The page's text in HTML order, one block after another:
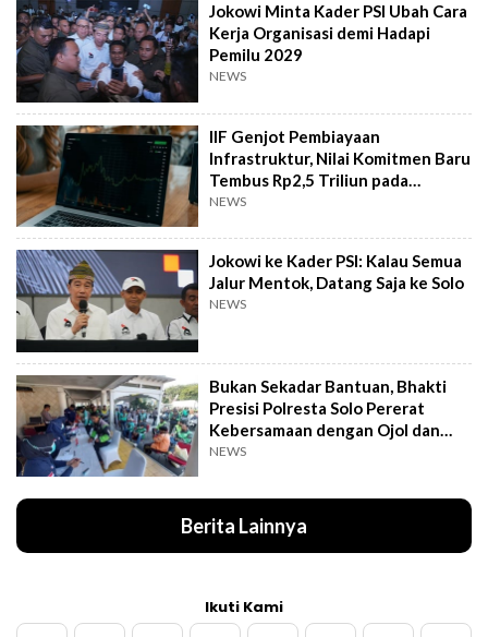
Jokowi Minta Kader PSI Ubah Cara
Kerja Organisasi demi Hadapi
Pemilu 2029
NEWS
IIF Genjot Pembiayaan
Infrastruktur, Nilai Komitmen Baru
Tembus Rp2,5 Triliun pada
Semester I 2026
NEWS
Jokowi ke Kader PSI: Kalau Semua
Jalur Mentok, Datang Saja ke Solo
NEWS
Bukan Sekadar Bantuan, Bhakti
Presisi Polresta Solo Pererat
Kebersamaan dengan Ojol dan
Supeltas
NEWS
Berita Lainnya
Ikuti Kami